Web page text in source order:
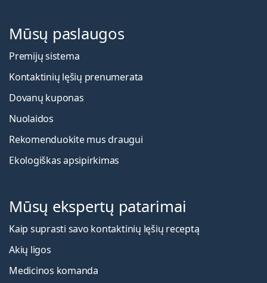
Mūsų paslaugos
Premijų sistema
Kontaktinių lęšių prenumerata
Dovanų kuponas
Nuolaidos
Rekomenduokite mus draugui
Ekologiškas apsipirkimas
Mūsų ekspertų patarimai
Kaip suprasti savo kontaktinių lęšių receptą
Akių ligos
Medicinos komanda